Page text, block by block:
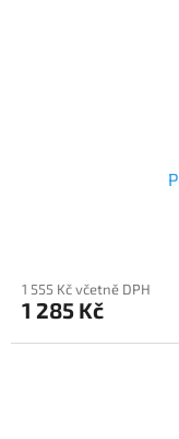
1 555 Kč včetně DPH
1 285 Kč